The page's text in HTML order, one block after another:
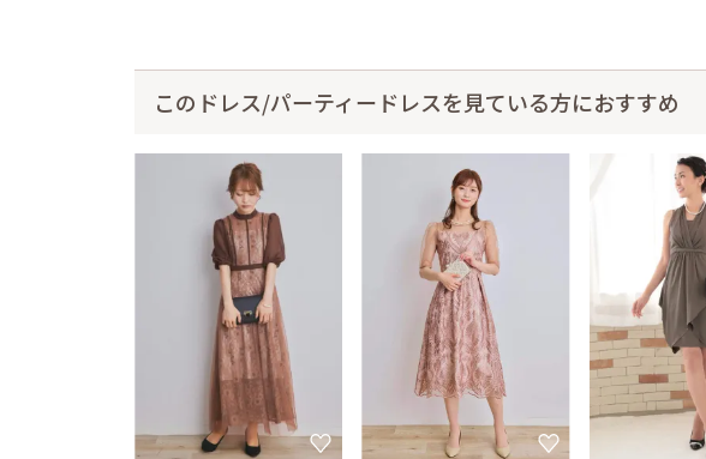
このドレス/パーティードレスを見ている方におすすめ